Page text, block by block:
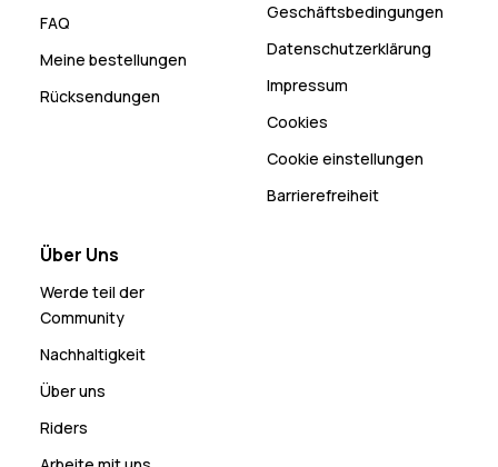
FAQ
Meine bestellungen
Rücksendungen
Geschäftsbedingungen
Datenschutzerklärung
Impressum
Cookies
Cookie einstellungen
Barrierefreiheit
Über Uns
Werde teil der
Community
Nachhaltigkeit
Über uns
Riders